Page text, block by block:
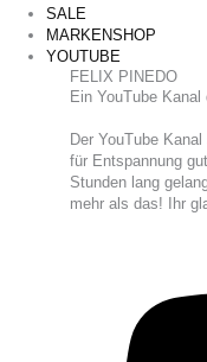
SALE
MARKENSHOP
YOUTUBE
FELIX PINEDO
​Ein YouTube
Der YouTube
für Entspannung
Stunden lang
mehr als das! Ihr